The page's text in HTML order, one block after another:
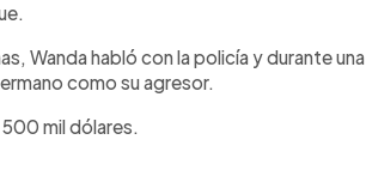
Wanda habló con la policía y durante una
como su agresor.
500 mil dólares.